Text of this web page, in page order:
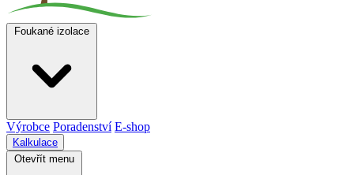
Foukané izolace
Výrobce Poradenství E-shop
Kalkulace
Otevřít menu